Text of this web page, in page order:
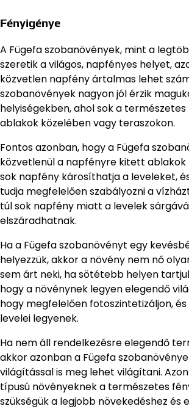
Fényigénye
A Fügefa szobanövények, mint a
szeretik a világos, napfényes helyet,
közvetlen napfény ártalmas lehet
szobanövények nagyon jól érzik
helyiségekben, ahol sok a
ablakok közelében vagy teraszokon.
Fontos azonban, hogy a Fügefa
közvetlenül a napfényre kitett
sok napfény károsíthatja a leveleket,
tudja megfelelően szabályozni a
túl sok napfény miatt a levelek
elszáradhatnak.
Ha a Fügefa szobanövényt egy
helyezzük, akkor a növény nem nő
sem árt neki, ha sötétebb helyen
hogy a növénynek legyen elegendő
hogy megfelelően fotoszintetizáljon, és
levelei legyenek.
Ha nem áll rendelkezésre elegendő
akkor azonban a Fügefa
világítással is meg lehet világítani.
típusú növényeknek a természetes
szükségük a legjobb növekedéshez és